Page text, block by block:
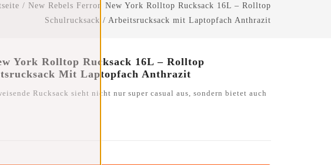
/ New Rebels Ferron New York Rolltop Rucksack 16L – Rolltop
Schulrucksack / Arbeitsrucksack mit Laptopfach Anthrazit
York Rolltop Rucksack 16L – Rolltop
Mit Laptopfach Anthrazit
Rucksack sieht nicht nur super casual aus, sondern bietet auch